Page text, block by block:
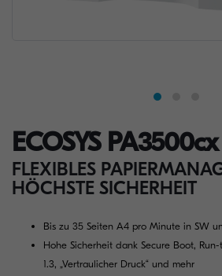
ECOSYS PA3500cx
FLEXIBLES
HÖCHSTE SICHERHEIT
Bis zu 35 Seiten A4 pro Minute in SW
Hohe Sicherheit dank Secure Boot,
1.3, „Vertraulicher Druck“ und mehr